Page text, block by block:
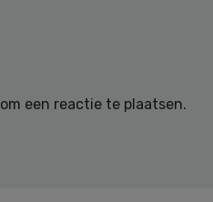
om een reactie te plaatsen.